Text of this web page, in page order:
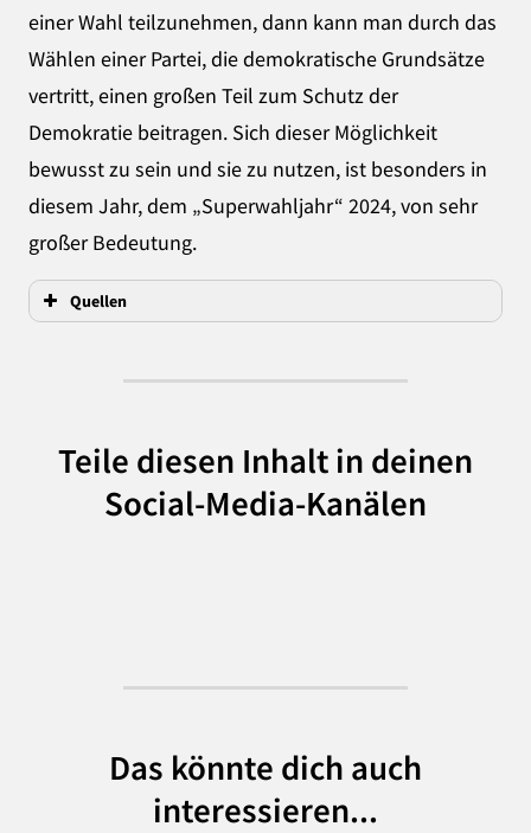
einer Wahl teilzunehmen, dann kann man durch das
Wählen einer Partei, die demokratische Grundsätze
vertritt, einen großen Teil zum Schutz der
Demokratie beitragen. Sich dieser Möglichkeit
bewusst zu sein und sie zu nutzen, ist besonders in
diesem Jahr, dem „Superwahljahr“ 2024, von sehr
großer Bedeutung.
Quellen
Teile diesen Inhalt in deinen
Social-Media-Kanälen
Das könnte dich auch
interessieren...